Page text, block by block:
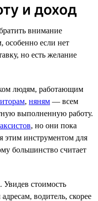
и доход
внимание
особенно если нет
но есть желание
людям, работающим
, няням — всем
выполненную работу.
, но они пока
этим инструментом для
большинство считает
стоимость
водитель, скорее